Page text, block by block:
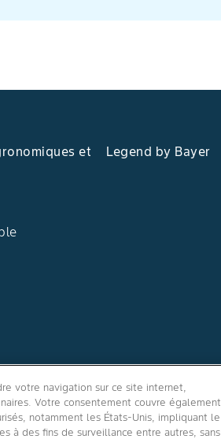
Découvrez nos solutions
et
Legend by Bayer
Suivez-nous
votre navigation sur ce site internet,
Votre consentement couvre également
notamment les États-Unis, impliquant le
à des fins de surveillance entre autres, sans